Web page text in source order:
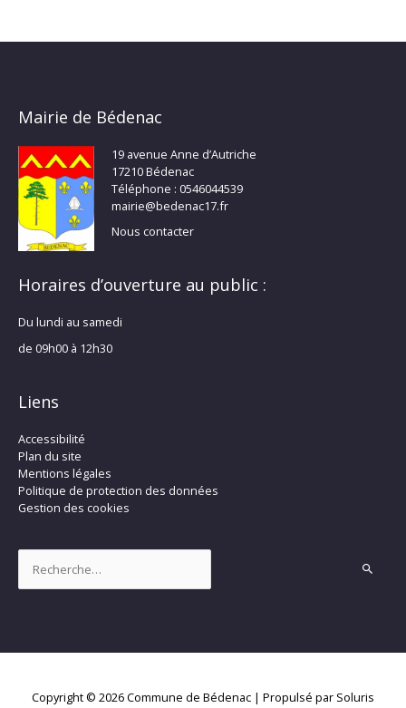
Mairie de Bédenac
19 avenue Anne d’Autriche
17210 Bédenac
Téléphone : 0546044539
mairie@bedenac17.fr
Nous contacter
Horaires d’ouverture au public :
Du lundi au samedi
de 09h00 à 12h30
Liens
Accessibilité
Plan du site
Mentions légales
Politique de protection des données
Gestion des cookies
Copyright © 2026Commune de Bédenac | Propulsé par Soluris